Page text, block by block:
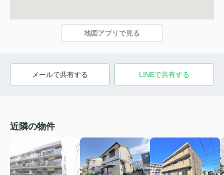
地図アプリで見る
メールで共有する LINEで共有する
近隣の物件